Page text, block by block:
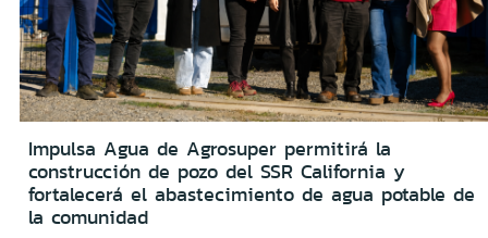
Impulsa Agua de Agrosuper permitirá la
construcción de pozo del SSR California y
fortalecerá el abastecimiento de agua potable de
la comunidad